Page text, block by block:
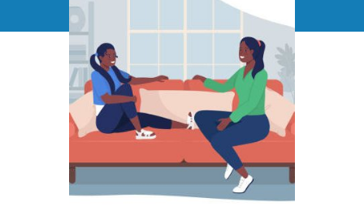
Menu